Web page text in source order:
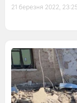
21 березня 2022, 23:25